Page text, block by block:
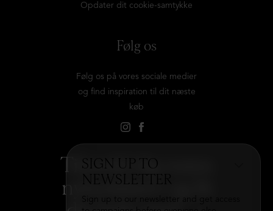
SIGN UP TO
Opdater dit cookie-samtykke
Følg os
Følg os på vores sociale medier
og find inspiration til dit næste
køb
Tilmeld dig vores
nyhedsbrev og få